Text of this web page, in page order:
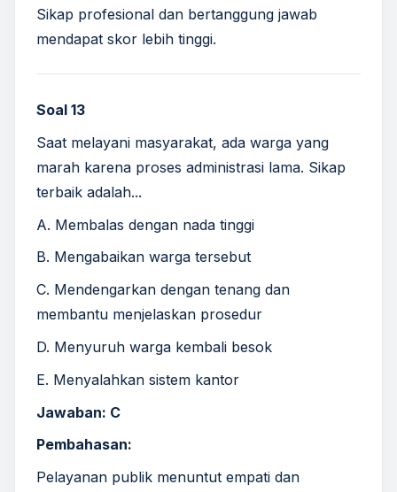
Sikap profesional dan bertanggung jawab
mendapat skor lebih tinggi.
Soal 13
Saat melayani masyarakat, ada warga yang
marah karena proses administrasi lama. Sikap
terbaik adalah...
A. Membalas dengan nada tinggi
B. Mengabaikan warga tersebut
C. Mendengarkan dengan tenang dan
membantu menjelaskan prosedur
D. Menyuruh warga kembali besok
E. Menyalahkan sistem kantor
Jawaban: C
Pembahasan:
Pelayanan publik menuntut empati dan